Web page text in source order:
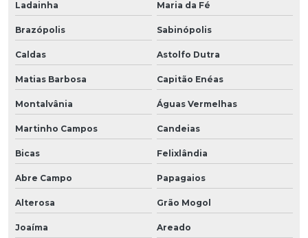
Ladainha Maria da Fé
Brazópolis Sabinópolis
Caldas Astolfo Dutra
Matias Barbosa Capitão Enéas
Montalvânia Águas Vermelhas
Martinho Campos Candeias
Bicas Felixlândia
Abre Campo Papagaios
Alterosa Grão Mogol
Joaíma Areado